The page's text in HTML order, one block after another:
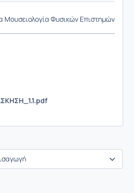
Μουσειολογία Φυσικών Επιστημών